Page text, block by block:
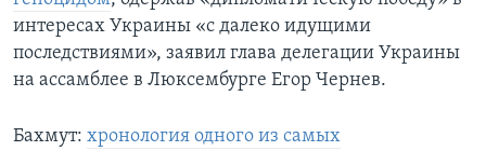
интересах Украины «с далеко идущими
последствиями», заявил глава делегации Украины
на ассамблее в Люксембурге Егор Чернев.
Бахмут: хронология одного из самых